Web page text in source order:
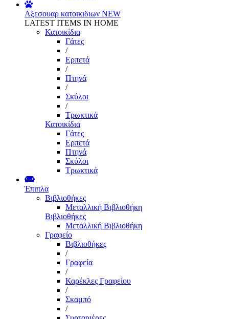
Αξεσουαρ κατοικιδιων NEW
LATEST ITEMS IN HOME
Κατοικίδια
Γάτες
/
Ερπετά
/
Πτηνά
/
Σκύλοι
/
Τρωκτικά
Κατοικίδια
Γάτες
Ερπετά
Πτηνά
Σκύλοι
Τρωκτικά
Έπιπλα
Βιβλιοθήκες
Μεταλλική Βιβλιοθήκη
Βιβλιοθήκες
Μεταλλική Βιβλιοθήκη
Γραφείο
Βιβλιοθήκες
/
Γραφεία
/
Καρέκλες Γραφείου
/
Σκαμπό
/